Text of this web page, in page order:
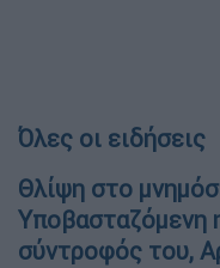
Όλες οι ειδήσεις
Θλίψη στο
Υποβασταζόμενη
σύντροφός του,